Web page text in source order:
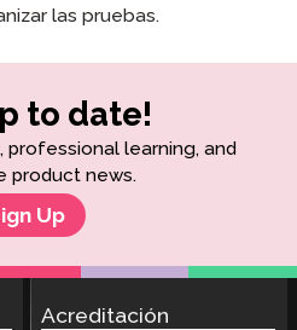
las pruebas.
to date!
professional learning, and
product news.
Up
Acreditación